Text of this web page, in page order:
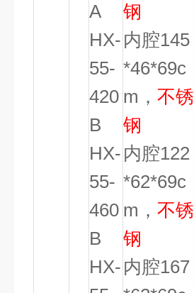
A
HX-
55-
420
B
HX-
55-
460
B
HX-
钢
内腔145
*46*69c
m，不锈
钢
内腔122
*62*69c
m，不锈
钢
内腔167